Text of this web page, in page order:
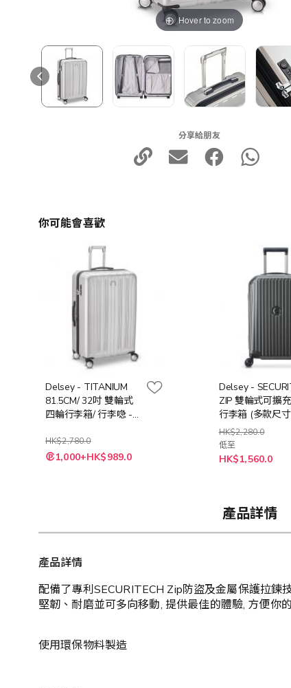
Hover to zoom
分享給朋友
你可能會喜歡
Delsey - TITANIUM
81.5CM/ 32吋 雙輪式
四輪行李箱/ 行李喼 -
HK$2,780.0
特 1,000+HK$989.0
Delsey -
ZIP 雙輪式可擴
行李箱 (多款尺寸
選擇)
HK$2,280.0
低至
HK$1,560.0
產品詳情
產品詳情
配備了專利SECURITECH Zip防盜及金屬保護拉鍊
堅韌、耐磨並可多向移動, 提供最佳的體驗, 方便你
使用環保物料製造